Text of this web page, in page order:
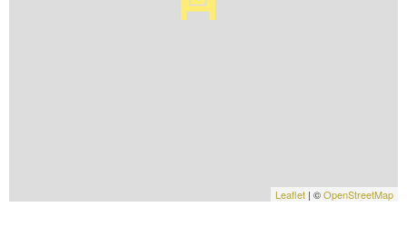
Leaflet | ©OpenStreetMap